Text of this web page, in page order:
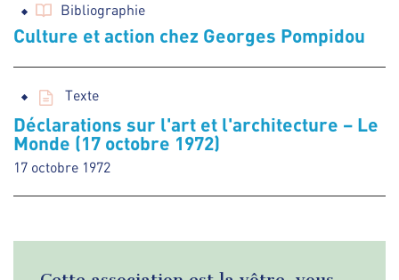
Bibliographie
Culture et action chez Georges Pompidou
Texte
Déclarations sur l'art et l'architecture – Le
Monde (17 octobre 1972)
17 octobre 1972